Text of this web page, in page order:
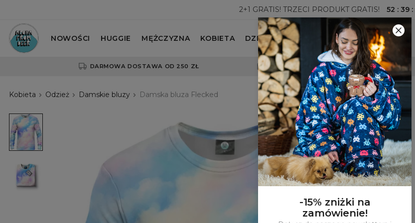
2+1 GRATIS! TRZECI PRODUKT GRATIS! 52 :39 :
NOWOŚCI HUGGIE MĘŻCZYZNA KOBIETA DZIECKO
DARMOWA DOSTAWA OD 250 ZŁ 100-DNIOWE PRAWO ZWROTU
Kobieta Odzież Damskie bluzy Damska bluza Flecked
Damska
bluza
Flecked
bluza
Flecked
-15% zniżki na
zamówienie!